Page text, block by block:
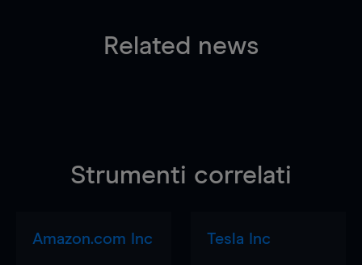
Related news
Strumenti correlati
Amazon.com Inc Tesla Inc